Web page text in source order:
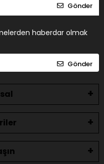
Gönder
haberdar olmak
Gönder